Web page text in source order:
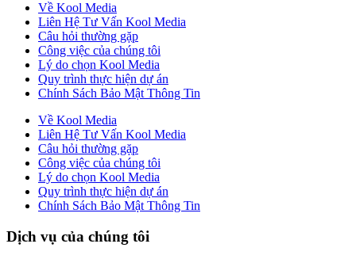
Về Kool Media
Liên Hệ Tư Vấn Kool Media
Câu hỏi thường gặp
Công việc của chúng tôi
Lý do chọn Kool Media
Quy trình thực hiện dự án
Chính Sách Bảo Mật Thông Tin
Về Kool Media
Liên Hệ Tư Vấn Kool Media
Câu hỏi thường gặp
Công việc của chúng tôi
Lý do chọn Kool Media
Quy trình thực hiện dự án
Chính Sách Bảo Mật Thông Tin
Dịch vụ của chúng tôi